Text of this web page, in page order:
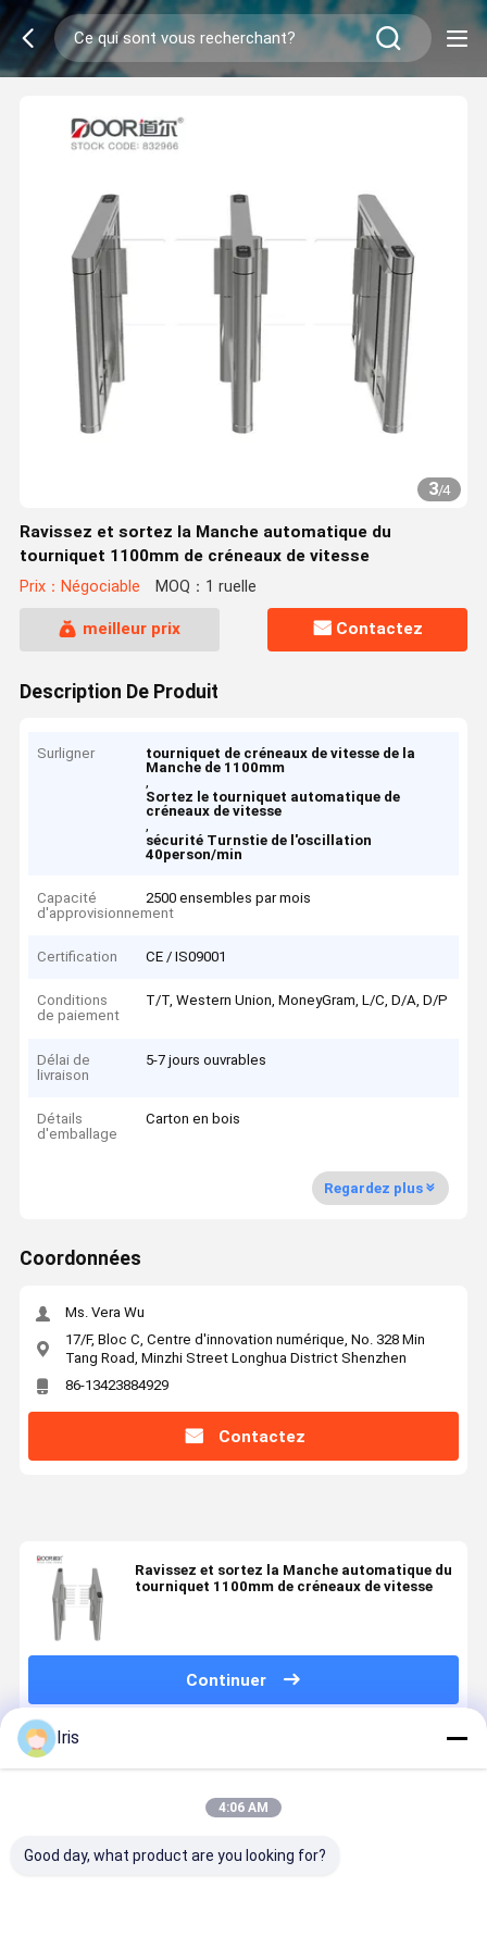
3/4
Ravissez et sortez la Manche automatique du
tourniquet 1100mm de créneaux de vitesse
Prix：Négociable MOQ：1 ruelle
meilleur prix Contactez
Description De Produit
Surligner
tourniquet de créneaux de vitesse de la
Manche de 1100mm
,
Sortez le tourniquet automatique de
créneaux de vitesse
,
sécurité Turnstie de l'oscillation
40person/min
Capacité
d'approvisionnement
2500 ensembles par mois
Certification CE / IS09001
Conditions
de paiement
T/T, Western Union, MoneyGram, L/C, D/A, D/P
Délai de
livraison
5-7 jours ouvrables
Détails
d'emballage
Carton en bois
Regardez plus
Coordonnées
Ms. Vera Wu
17/F, Bloc C, Centre d'innovation numérique, No. 328 Min
Tang Road, Minzhi Street Longhua District Shenzhen
86-13423884929
Contactez
Ravissez et sortez la Manche automatique du
tourniquet 1100mm de créneaux de vitesse
Continuer
Produits Recommandés
Iris
4:06 AM
Good day, what product are you looking for?